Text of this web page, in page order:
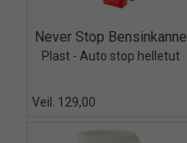
Quick View+
Never Stop Bensinkanne
Plast - Auto stop helletut
Veil. 129,00